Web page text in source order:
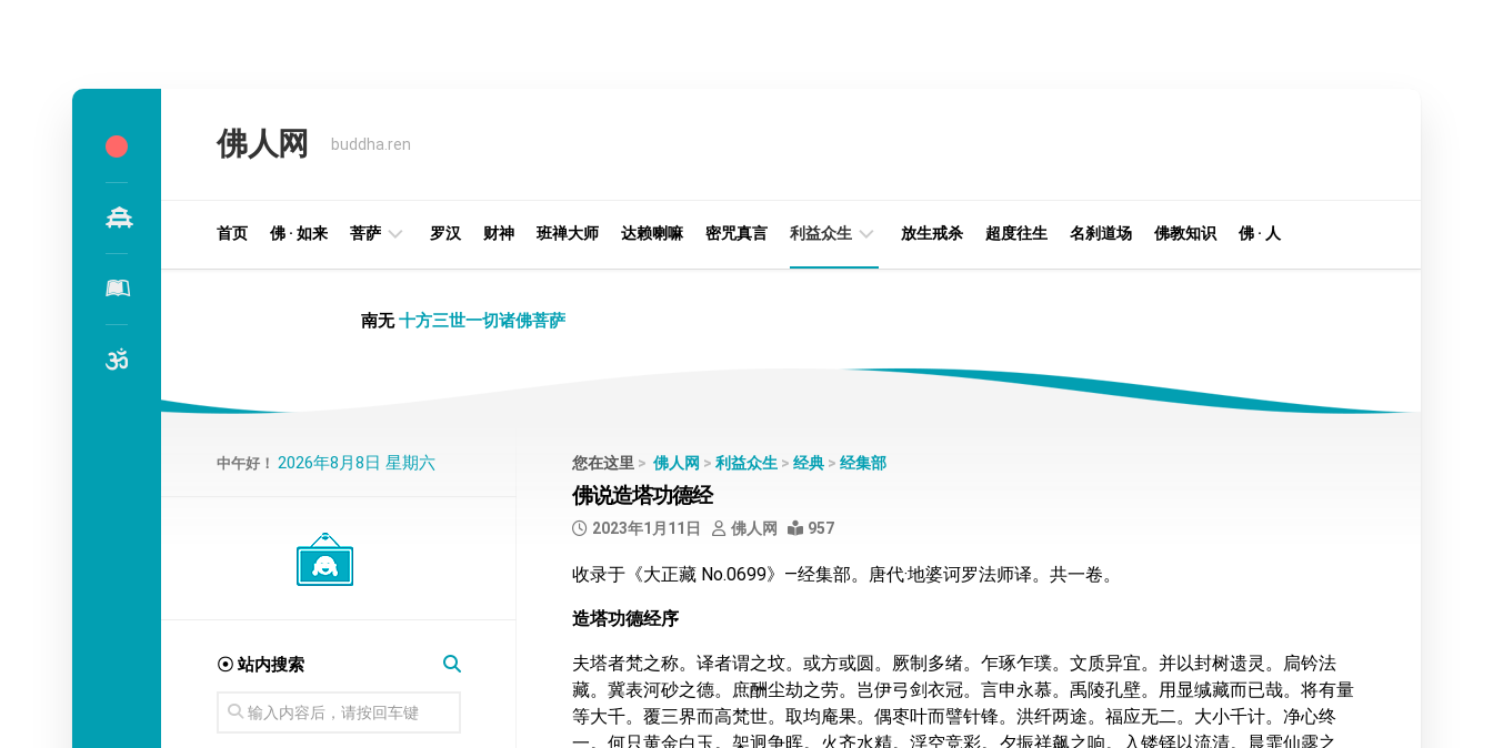
佛人网 buddha.ren
首页 佛 · 如来 菩萨
王
罗汉 财神 班禅大师 达赖喇嘛 密咒真言 利益众生
阿
若
华
严
部
涅
放生戒杀 超度往生 名刹道场 佛教知识 佛 · 人
南无十方三世一切诸佛菩萨
您在这里 > 佛人网 > 利益众生 > 经典 > 经集部
佛说造塔功德经
2023年1月11日 佛人网 957
收录于《大正藏 No.0699》—经集部。唐代·地婆诃罗法师译。共一卷。
造塔功德经序
夫塔者梵之称。译者谓之坟。或方或圆。厥制多绪。乍琢乍璞。文质异宜。并以封树遗灵。扃钤法
藏。冀表河砂之德。庶酬尘劫之劳。岂伊弓剑衣冠。言申永慕。禹陵孔壁。用显缄藏而已哉。将有量
等大千。覆三界而高梵世。取均庵果。偶枣叶而譬针锋。洪纤两途。福应无二。大小千计。净心终
一。何只黄金白玉。架迥争晖。火齐水精。浮空竞彩。夕振祥飙之响。入镂铎以流清。晨霏仙露之
中午好！ 2026年8月8日 星期六
☉ 站内搜索